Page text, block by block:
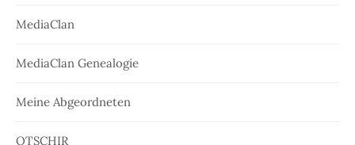
MediaClan
MediaClan Genealogie
Meine Abgeordneten
OTSCHIR